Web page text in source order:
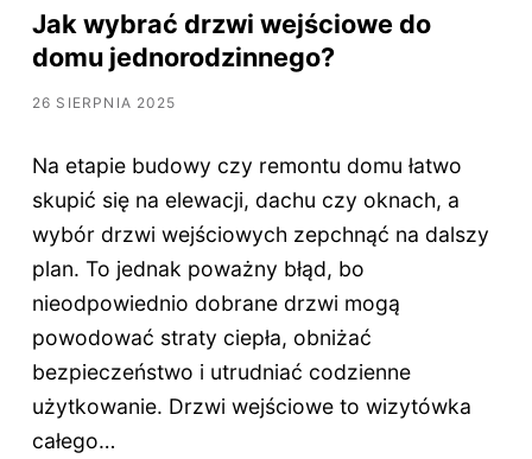
Jak wybrać drzwi wejściowe do
domu jednorodzinnego?
26 SIERPNIA 2025
Na etapie budowy czy remontu domu łatwo
skupić się na elewacji, dachu czy oknach, a
wybór drzwi wejściowych zepchnąć na dalszy
plan. To jednak poważny błąd, bo
nieodpowiednio dobrane drzwi mogą
powodować straty ciepła, obniżać
bezpieczeństwo i utrudniać codzienne
użytkowanie. Drzwi wejściowe to wizytówka
całego…